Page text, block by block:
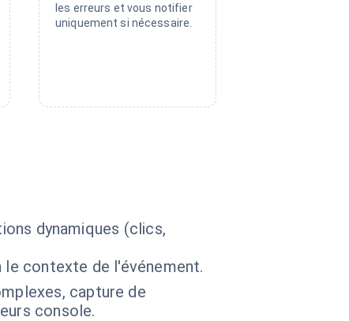
les erreurs et vous notifier
uniquement si nécessaire.
dynamiques (clics,
le contexte de l'événement.
capture de
console.